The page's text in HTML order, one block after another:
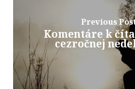
Previous
Komentáre k
cezročnej